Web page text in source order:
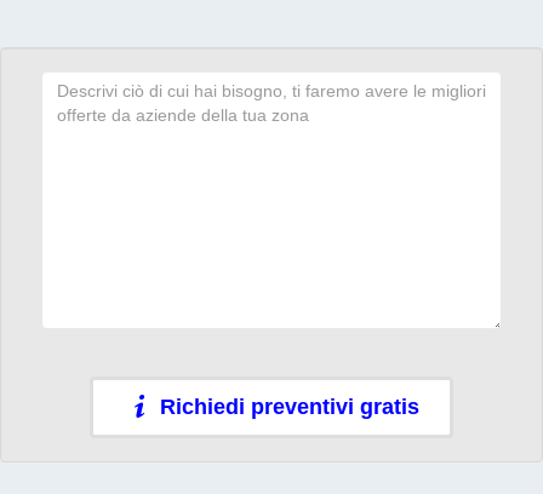
Richiedi preventivi gratis